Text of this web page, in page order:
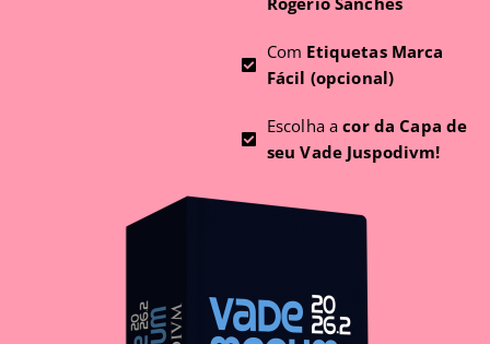
Com Etiquetas Marca
Fácil (opcional)
Escolha acor da Capa de
seu Vade Juspodivm!